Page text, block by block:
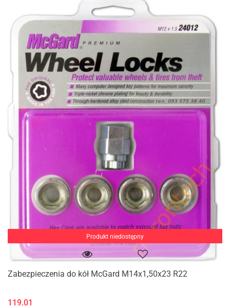
Produkt niedostępny
Zabezpieczenia do kół McGard M14x1,50x23 R22
119.01